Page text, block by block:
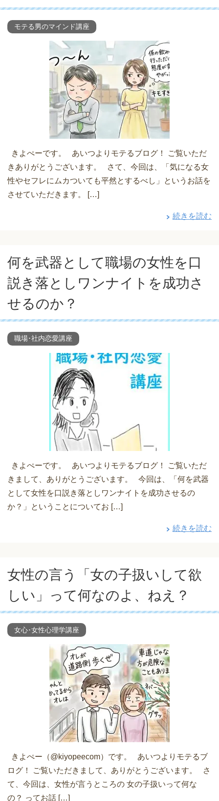
モテる男のマインド講座
きよぺーです。 あいつよりモテるブログ！ ご覧いただ
きありがとうございます。 さて、今回は、「気になる女
性やセフレにムカついても平然とするべし」というお話を
させていただきます。 […]
続きを読む
何を武器として職場の女性を口
説き落としワンナイトを成功さ
せるのか？
職場･社内恋愛講座
きよぺーです。 あいつよりモテるブログ！ ご覧いただ
きまして、ありがとうございます。 今回は、「何を武器
として女性を口説き落としワンナイトを成功させるの
か？」ということについてお […]
続きを読む
女性の言う「女の子扱いして欲
しい」って何なのよ、ねえ？
女心･女性心理学講座
きよぺー（@kiyopeecom）です。 あいつよりモテるブ
ログ！ ご覧いただきまして、ありがとうございます。 さ
て、今回は、女性が言うところの 女の子扱いって何な
の？ ってお話 […]